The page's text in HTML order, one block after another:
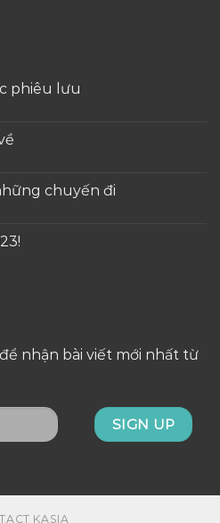
phiêu lưu
chuyến đi
nhận bài viết mới nhất từ
KASIA